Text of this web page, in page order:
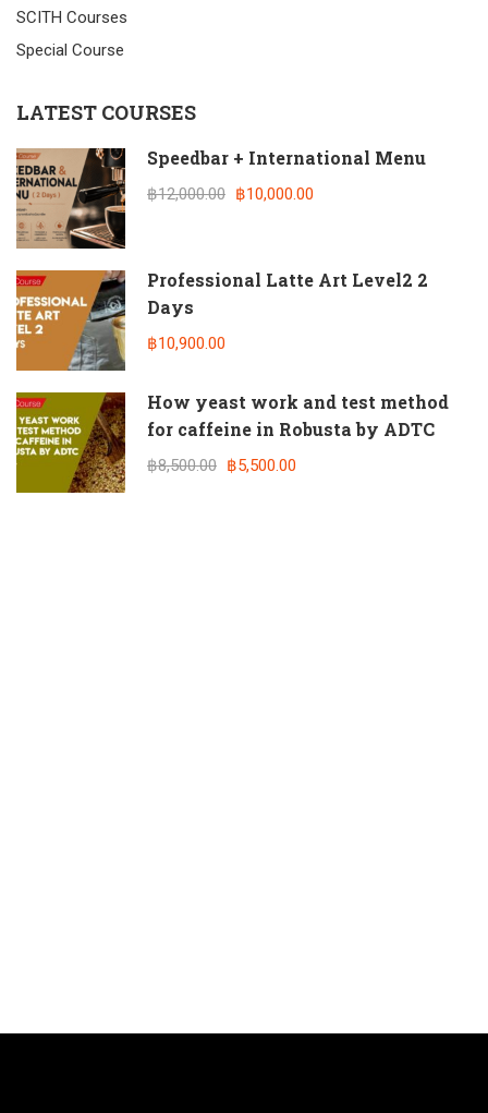
SCITH Courses
Special Course
LATEST COURSES
Speedbar + International Menu
฿12,000.00 ฿10,000.00
Professional Latte Art Level2 2
Days
฿10,900.00
How yeast work and test method
for caffeine in Robusta by ADTC
฿8,500.00 ฿5,500.00